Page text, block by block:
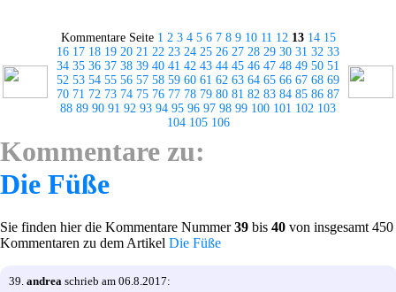
Kommentare Seite 1 2 3 4 5 6 7 8 9 10 11 12 13 14 15
16 17 18 19 20 21 22 23 24 25 26 27 28 29 30 31 32 33
34 35 36 37 38 39 40 41 42 43 44 45 46 47 48 49 50 51
52 53 54 55 56 57 58 59 60 61 62 63 64 65 66 67 68 69
70 71 72 73 74 75 76 77 78 79 80 81 82 83 84 85 86 87
88 89 90 91 92 93 94 95 96 97 98 99 100 101 102 103
104 105 106
Kommentare zu:
Die Füße
Sie finden hier die Kommentare Nummer39 bis 40 von insgesamt 450
Kommentaren zu dem Artikel Die Füße
39. andrea schrieb am 06.8.2017: